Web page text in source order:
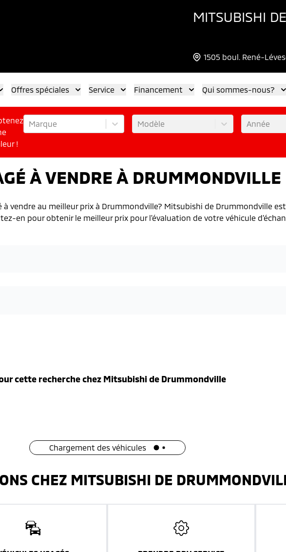
MITSUBISHI
1505 boul. René-
Offres spéciales Service Financement Qui sommes-nous?
!
Marque Modèle Année
À VENDRE À DRUMMONDVILLE
à vendre au meilleur prix à Drummondville? Mitsubishi de Drummondville
en pour obtenir le meilleur prix pour l'évaluation de votre véhicule
cette recherche chez Mitsubishi de Drummondville
Chargement des véhicules
CHEZ MITSUBISHI DE